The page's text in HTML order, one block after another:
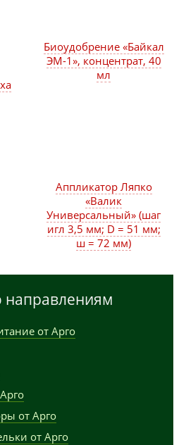
Биоудобрение «Байкал
ЭМ-1», концентрат, 40
мл
Аппликатор Ляпко
«Валик
Универсальный» (шаг
игл 3,5 мм; D = 51 мм;
ш = 72 мм)
направлениям
от Арго
от Арго
от Арго